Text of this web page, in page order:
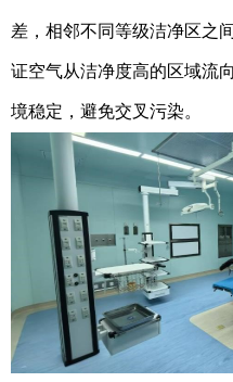
差，相邻不同等级洁净区之
证空气从洁净度高的区域流
境稳定，避免交叉污染。